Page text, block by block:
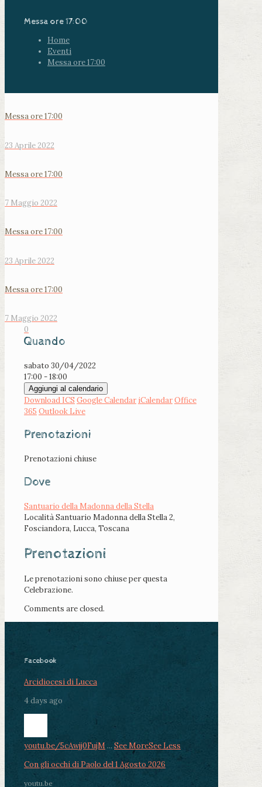
Messa ore 17:00
Home
Eventi
Messa ore 17:00
Messa ore 17:00
23 Aprile 2022
Messa ore 17:00
7 Maggio 2022
Messa ore 17:00
23 Aprile 2022
Messa ore 17:00
7 Maggio 2022
0
Quando
sabato 30/04/2022
17:00 - 18:00
Aggiungi al calendario
Download ICS Google Calendar iCalendarOffice
365 Outlook Live
Prenotazioni
Prenotazioni chiuse
Dove
Santuario della Madonna della Stella
Località Santuario Madonna della Stella 2,
Fosciandora, Lucca, Toscana
Prenotazioni
Le prenotazioni sono chiuse per questa
Celebrazione.
Comments are closed.
Facebook
Arcidiocesi di Lucca
4 days ago
youtu.be/5cAwjj0FujM ... See MoreSee Less
Con gli occhi di Paolo del 1 Agosto 2026
youtu.be